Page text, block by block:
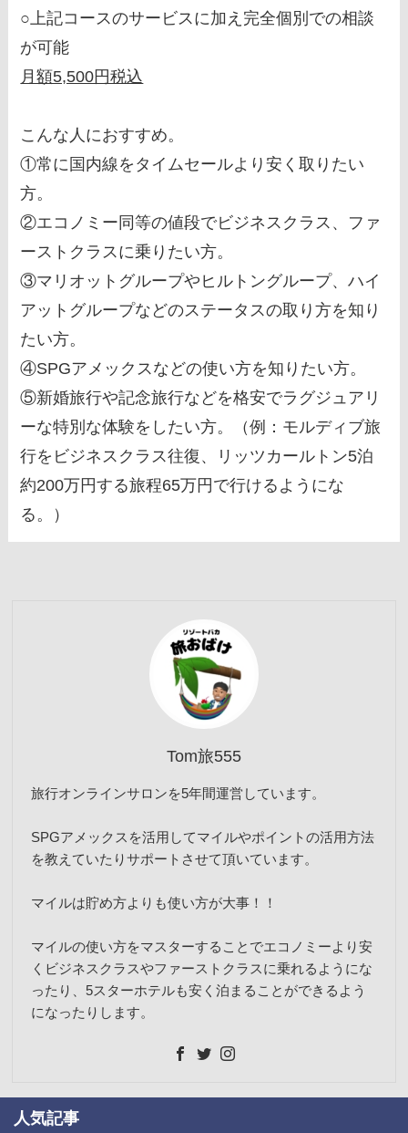
○上記コースのサービスに加え完全個別での相談
が可能
月額5,500円税込
こんな人におすすめ。
①常に国内線をタイムセールより安く取りたい
方。
②エコノミー同等の値段でビジネスクラス、ファ
ーストクラスに乗りたい方。
③マリオットグループやヒルトングループ、ハイ
アットグループなどのステータスの取り方を知り
たい方。
④SPGアメックスなどの使い方を知りたい方。
⑤新婚旅行や記念旅行などを格安でラグジュアリ
ーな特別な体験をしたい方。（例：モルディブ旅
行をビジネスクラス往復、リッツカールトン5泊
約200万円する旅程65万円で行けるようにな
る。）
Tom旅555
旅行オンラインサロンを5年間運営しています。
SPGアメックスを活用してマイルやポイントの活用方法
を教えていたりサポートさせて頂いています。
マイルは貯め方よりも使い方が大事！！
マイルの使い方をマスターすることでエコノミーより安
くビジネスクラスやファーストクラスに乗れるようにな
ったり、5スターホテルも安く泊まることができるよう
になったりします。
人気記事